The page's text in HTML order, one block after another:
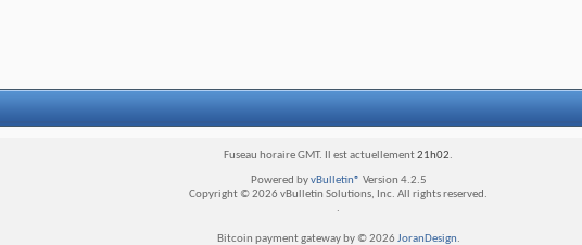
Fuseau horaire GMT. Il est actuellement21h02.
Powered byvBulletin® Version 4.2.5
Copyright © 2026 vBulletin Solutions, Inc. All rights reserved.
.
Bitcoin payment gateway by © 2026 JoranDesign.